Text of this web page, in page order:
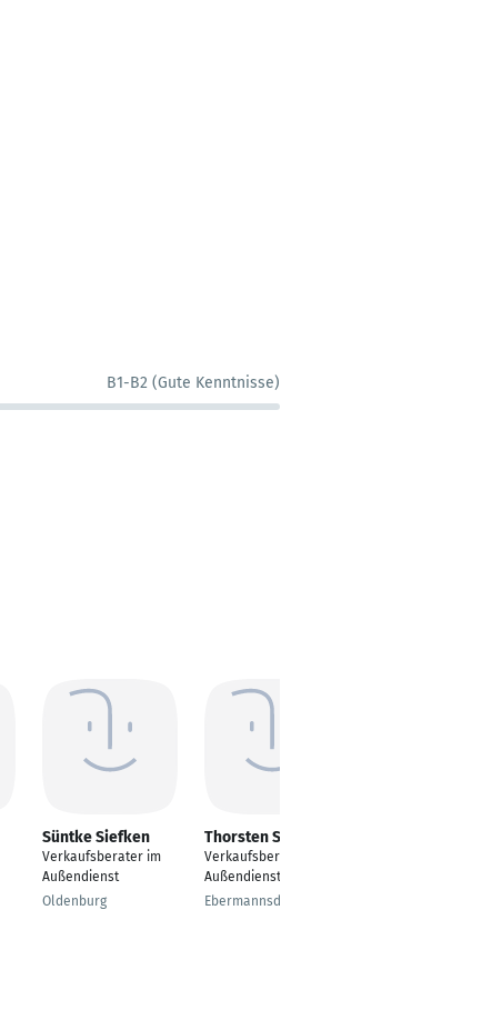
B1-B2 (Gute Kenntnisse)
Süntke Siefken
Verkaufsberater im
Außendienst
Oldenburg
Thorsten Schmid
Verkaufsberater
Außendienst
Ebermannsdorf